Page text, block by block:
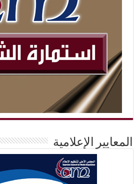
المعايير الإعلامية